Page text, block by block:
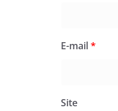
E-mail*
Site